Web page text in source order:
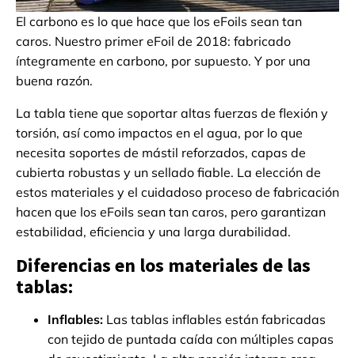
El carbono es lo que hace que los eFoils sean tan
caros. Nuestro primer eFoil de 2018: fabricado
íntegramente en carbono, por supuesto. Y por una
buena razón.
La tabla tiene que soportar altas fuerzas de flexión y
torsión, así como impactos en el agua, por lo que
necesita soportes de mástil reforzados, capas de
cubierta robustas y un sellado fiable. La elección de
estos materiales y el cuidadoso proceso de fabricación
hacen que los eFoils sean tan caros, pero garantizan
estabilidad, eficiencia y una larga durabilidad.
Diferencias en los materiales de las
tablas:
Inflables: Las tablas inflables están fabricadas
con tejido de puntada caída con múltiples capas